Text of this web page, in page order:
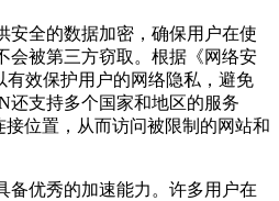
安全的数据加密，确保用户在使
会被第三方窃取。根据《网络安
效保护用户的网络隐私，避免
还支持多个国家和地区的服务
位置，从而访问被限制的网站和
备优秀的加速能力。许多用户在